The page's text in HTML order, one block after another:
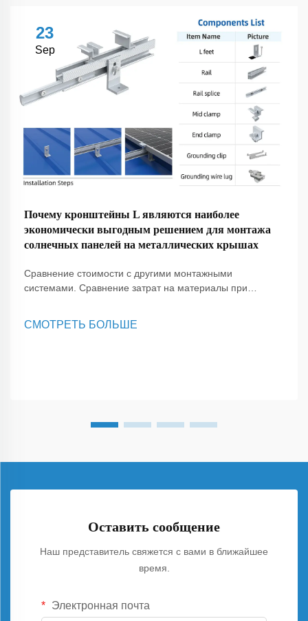
23
Sep
Почему кронштейны L являются наиболее
экономически выгодным решением для монтажа
солнечных панелей на металлических крышах
Сравнение стоимости с другими монтажными
системами. Сравнение затрат на материалы при
является стоимость материалов. Крепления L Feet
СМОТРЕТЬ БОЛЬШЕ
Оставить сообщение
Наш представитель свяжется с вами в ближайшее
время.
Электронная почта